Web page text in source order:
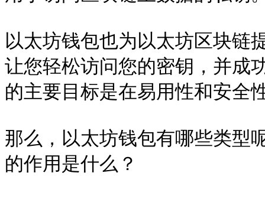
以太坊钱包也为以太坊区块链
让您轻松访问您的密钥，并成
的主要目标是在易用性和安全
那么，以太坊钱包有哪些类型
的作用是什么？